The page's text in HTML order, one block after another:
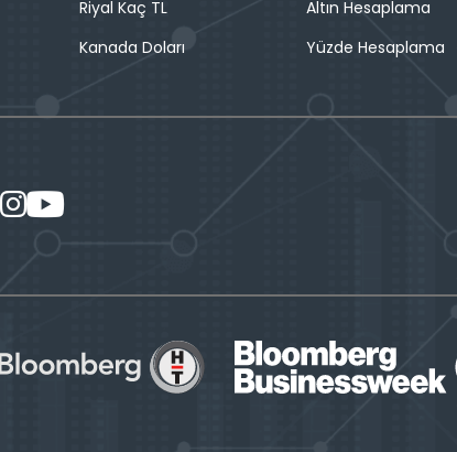
Riyal Kaç TL
Kanada Doları
Altın Hesaplama
Yüzde Hesaplama